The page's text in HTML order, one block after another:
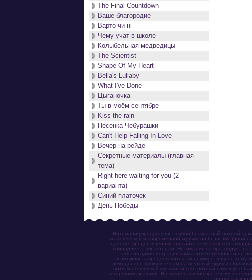
The Final Countdown
Ваше благородие
Варто чи нi
Чему учат в школе
Колыбельная медведицы
The Scientist
Shape Of My Heart
Bella's Lullaby
What I've Done
Цыганочка
Ты в моём сентябре
Kiss the rain
Песенка Чебурашки
Can't Help Falling In Love
Вечер на рейде
Секретные материалы (главная
тема)
Right here waiting for you (2
варианта)
Синий платочек
День Победы
Нотомания представляет собой бесплатный нотный
классической и современной музыки на безвозмездной
данные, представленные на сайте (тексты песен,
принадлежат их авторам. Нотомания не претендует на
текстов администрация сайта ответственности не
возможность предоставить нам документальное
немедленно напишите нам на почтовый ящик
ноты классической музыки, песен, нотный
авторскими правами. В случае наличия претензии к
обязуется